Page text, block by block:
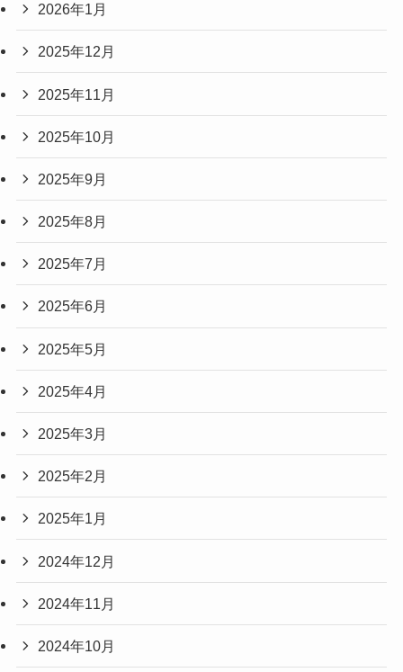
2026年1月
2025年12月
2025年11月
2025年10月
2025年9月
2025年8月
2025年7月
2025年6月
2025年5月
2025年4月
2025年3月
2025年2月
2025年1月
2024年12月
2024年11月
2024年10月